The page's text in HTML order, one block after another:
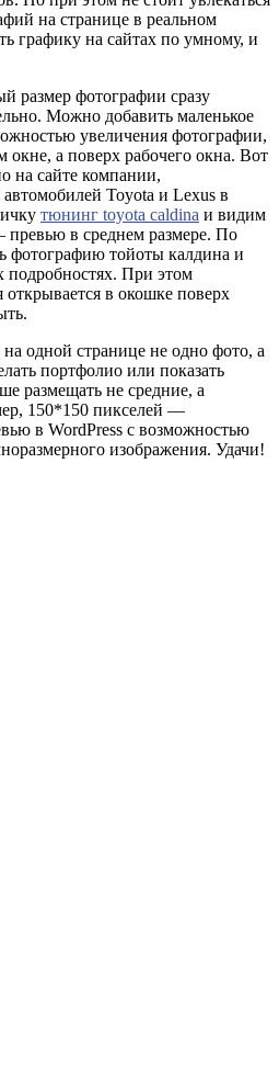
на странице в реальном
графику на сайтах по умному, и
размер фотографии сразу
Можно добавить маленькое
увеличения фотографии,
окне, а поверх рабочего окна. Вот
на сайте компании,
Toyota и Lexus в
тюнинг toyota caldina и видим
в среднем размере. По
фотографию тойоты калдина и
подробностях. При этом
в окошке поверх
одной странице не одно фото, а
портфолио или показать
размещать не средние, а
150*150 пикселей —
в WordPress с возможностью
изображения. Удачи!